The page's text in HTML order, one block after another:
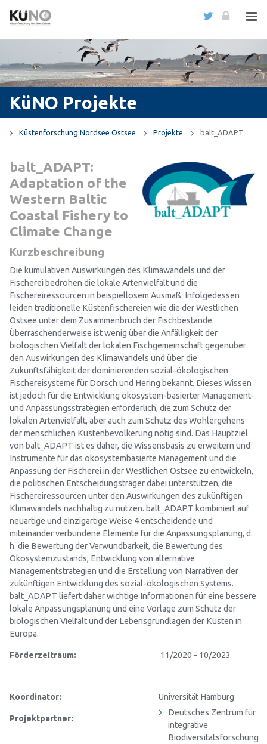
KüNO Projekte
Küstenforschung Nordsee Ostsee Projekte balt_ADAPT
balt_ADAPT:
Adaptation of the
Western Baltic
Coastal Fishery to
Climate Change
Kurzbeschreibung
Die kumulativen Auswirkungen des Klimawandels und der
Fischerei bedrohen die lokale Artenvielfalt und die
Fischereiressourcen in beispiellosem Ausmaß. Infolgedessen
leiden traditionelle Küstenfischereien wie die der Westlichen
Ostsee unter dem Zusammenbruch der Fischbestände.
Überraschenderweise ist wenig über die Anfälligkeit der
biologischen Vielfalt der lokalen Fischgemeinschaft gegenüber
den Auswirkungen des Klimawandels und über die
Zukunftsfähigkeit der dominierenden sozial-ökologischen
Fischereisysteme für Dorsch und Hering bekannt. Dieses Wissen
ist jedoch für die Entwicklung ökosystem-basierter Management-
und Anpassungsstrategien erforderlich, die zum Schutz der
lokalen Artenvielfalt, aber auch zum Schutz des Wohlergehens
der menschlichen Küstenbevölkerung nötig sind. Das Hauptziel
von balt_ADAPT ist es daher, die Wissensbasis zu erweitern und
Instrumente für das ökosystembasierte Management und die
Anpassung der Fischerei in der Westlichen Ostsee zu entwickeln,
die politischen Entscheidungsträger dabei unterstützen, die
Fischereiressourcen unter den Auswirkungen des zukünftigen
Klimawandels nachhaltig zu nutzen. balt_ADAPT kombiniert auf
neuartige und einzigartige Weise 4 entscheidende und
miteinander verbundene Elemente für die Anpassungsplanung, d.
h. die Bewertung der Verwundbarkeit, die Bewertung des
Ökosystemzustands, Entwicklung von alternative
Managementstrategien und die Erstellung von Narrativen der
zukünftigen Entwicklung des sozial-ökologischen Systems.
balt_ADAPT liefert daher wichtige Informationen für eine bessere
lokale Anpassungsplanung und eine Vorlage zum Schutz der
biologischen Vielfalt und der Lebensgrundlagen der Küsten in
Europa.
Förderzeitraum: 11/2020 - 10/2023
Koordinator: Universität Hamburg
Projektpartner:
Deutsches Zentrum für
integrative
Biodiversitätsforschung